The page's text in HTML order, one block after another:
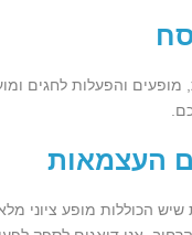
והפעלות לחגים
העצמאות
הכוללות מופע ציוני